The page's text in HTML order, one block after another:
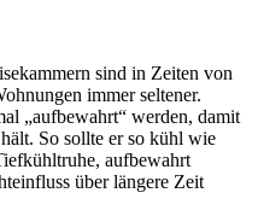
sind in Zeiten von
immer seltener.
„aufbewahrt“ werden, damit
So sollte er so kühl wie
aufbewahrt
über längere Zeit